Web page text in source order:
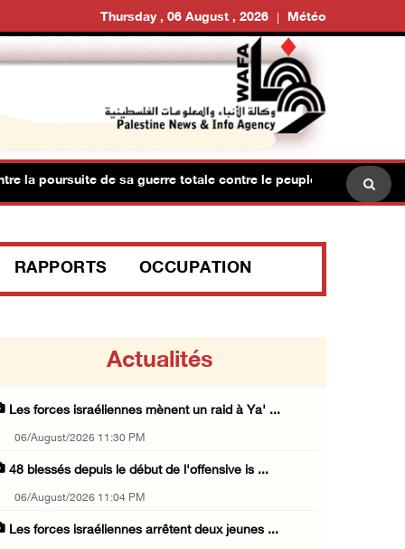
Thursday , 06 August , 2026 Météo
de sa guerre totale contre le peuple palestinien et les
RAPPORTS OCCUPATION
Actualités
Les forces israéliennes mènent un raid à Ya' ...
06/August/2026 11:30 PM
48 blessés depuis le début de l'offensive is ...
06/August/2026 11:04 PM
Les forces israéliennes arrêtent deux jeunes ...